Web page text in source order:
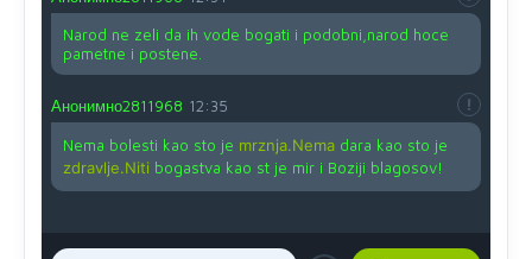
Narod ne zeli da ih vode bogati i podobni,narod hoce
pametne i postene.
Анонимно2811968 12:35
Nema bolesti kao sto je mrznja.Nemadara kao sto je
zdravlje.Niti bogastva kao st je mir i Boziji blagosov!